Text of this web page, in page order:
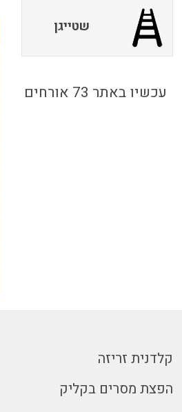
שטייגן
עכשיו באתר 73 אורחים
קלדנית זריזה
הפצת מסרים בקליק